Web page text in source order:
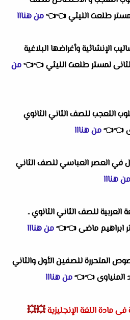
لمستر طلعت الليثي👈
👈من هنااا
الإنشائية وأغراضها البلاغية
لمستر طلعت الليثي👈
👈من
التعجب للصف الثاني الثانوي
👈
👈من هنااا
في العصر العباسي للصف الثاني
من هنااا
العربية للصف الثاني الثانوي ـ
ابراهيم ماضى👈
👈من هنااا
المتحررة للصفين الأول والثاني
👈
👈من هنااا
فى مادة اللغة الإنجليزية💥💥